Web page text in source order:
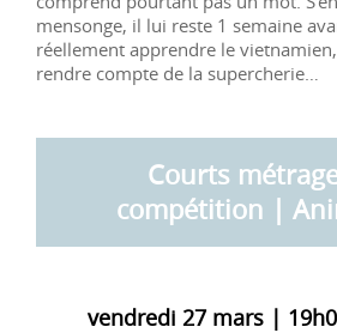
mensonge, il lui reste 1 semaine
réellement apprendre le
rendre compte de la supercherie…
Courts
compétition |
vendredi 27 mars |